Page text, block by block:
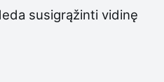
susigrąžinti vidinę